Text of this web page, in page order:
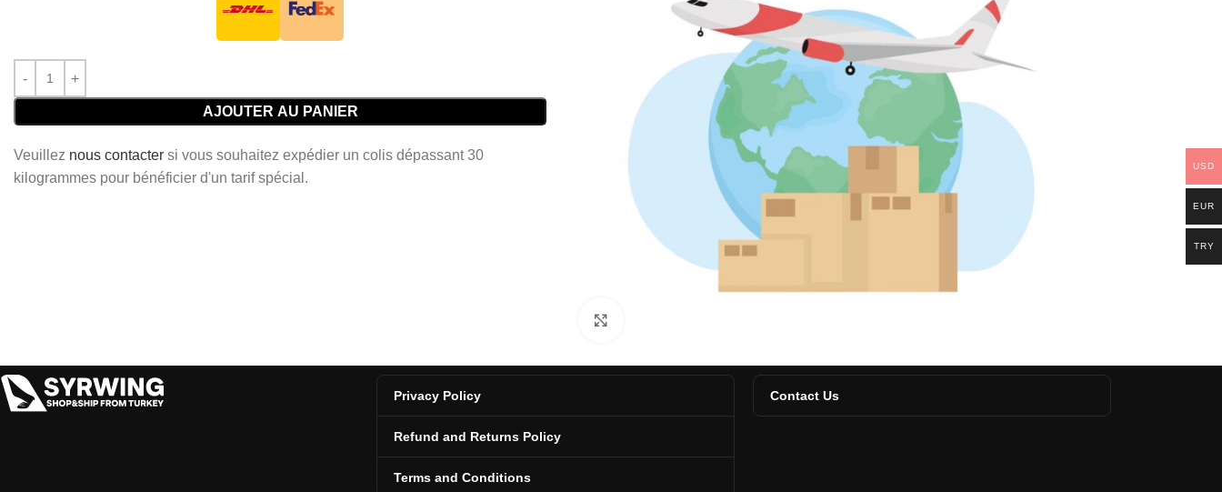
AJOUTER AU PANIER
Veuillez nous contacter si vous souhaitez expédier un colis dépassant 30
kilogrammes pour bénéficier d'un tarif spécial.
Privacy Policy
Refund and Returns Policy
Terms and Conditions
Contact Us
USD
EUR
TRY